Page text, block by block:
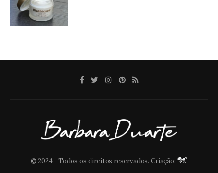
© 2024 - Todos os direitos reservados. Criação: